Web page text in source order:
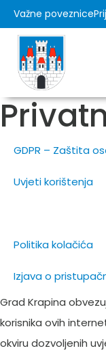
Važne poveznice
GDPR – Zaštita
Uvjeti korištenja
Politika kolačića
Izjava o
Grad Krapina
korisnika ovih
okviru dozvoljenih